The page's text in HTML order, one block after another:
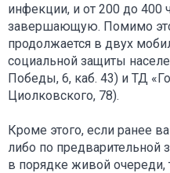
инфекции, и от 200 до 400
завершающую. Помимо
продолжается в двух
социальной защиты
Победы, 6, каб. 43) и ТД
Циолковского, 78).
Кроме этого, если ранее
либо по предварительной
в порядке живой очереди,